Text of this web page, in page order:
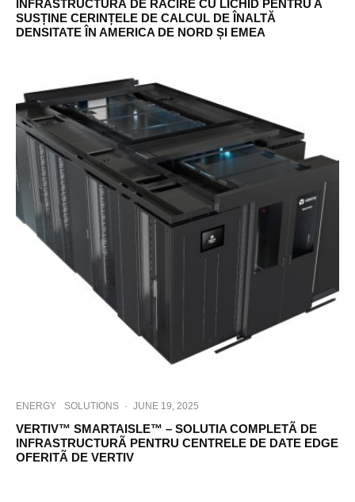
INFRASTRUCTURĂ DE RĂCIRE CU LICHID PENTRU A
SUSȚINE CERINȚELE DE CALCUL DE ÎNALTĂ
DENSITATE ÎN AMERICA DE NORD ȘI EMEA
ENERGY SOLUTIONS · JUNE 19, 2025
VERTIV™ SMARTAISLE™ – SOLUTIA COMPLETÃ DE
INFRASTRUCTURÃ PENTRU CENTRELE DE DATE EDGE
OFERITÃ DE VERTIV